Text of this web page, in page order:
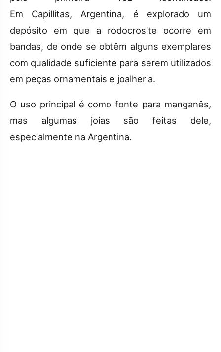
Em Capillitas, Argentina, é explorado um
depósito em que a rodocrosite ocorre em
bandas, de onde se obtêm alguns exemplares
com qualidade suficiente para serem utilizados
em peças ornamentais e joalheria.
O uso principal é como fonte para manganês,
mas algumas joias são feitas dele,
especialmente na Argentina.